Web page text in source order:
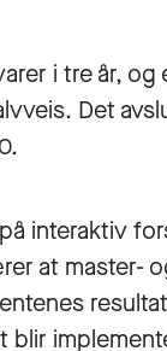
i tre år, og
Det
interaktiv
at master-
blir